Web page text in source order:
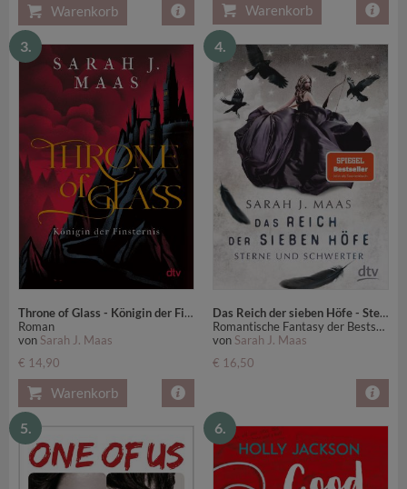
Warenkorb Warenkorb
3.
Throne of Glass - Königin der Finsternis
Roman
von Sarah J. Maas
€ 14,90
Warenkorb
4.
Das Reich der sieben Höfe - Sterne und Schwerter
Romantische Fantasy der Bestsellerautorin
von Sarah J. Maas
€ 16,50
5. 6.